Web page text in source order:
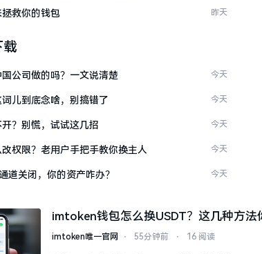
救你的钱包 昨天
公司做的吗？一文说清楚 今天
儿到底念啥，别搞错了 今天
？别慌，试试这几招 今天
权限？老用户手把手教你换主人 今天
道关闭，你的资产咋办？ 今天
imtoken钱包怎么换USDT？这几种方法
imtoken唯一官网 ⋅ 55分钟前 ⋅ 16 阅读